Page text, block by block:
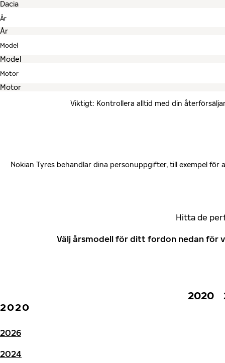
År
Model
Motor
Viktigt: Kontrollera alltid med din
Nokian Tyres behandlar dina personuppgifter, till exempel
Hitta de
Välj årsmodell för ditt fordon nedan för
2020
2020
2026
2024